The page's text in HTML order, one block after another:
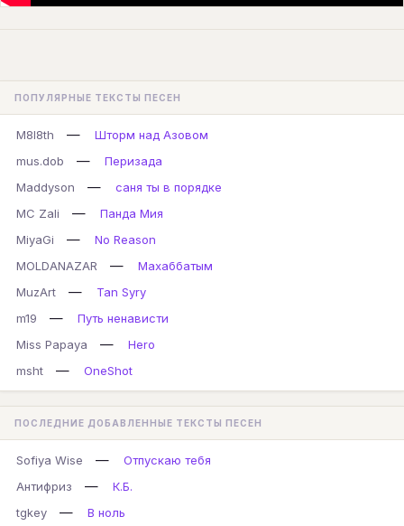
ПОПУЛЯРНЫЕ ТЕКСТЫ ПЕСЕН
M8l8th —
Шторм над Азовом
mus.dob
—
Перизада
Maddyson
—
саня ты в порядке
MC Zali
—
Панда Мия
MiyaGi
—
No Reason
MOLDANAZAR
—
Махаббатым
MuzArt
—
Tan Syry
m19
—
Путь ненависти
Miss Papaya
—
Hero
msht
— OneShot
ПОСЛЕДНИЕ ДОБАВЛЕННЫЕ ТЕКСТЫ ПЕСЕН
Sofiya Wise —
Отпускаю тебя
Антифриз
—
К.Б.
tgkey
— В ноль